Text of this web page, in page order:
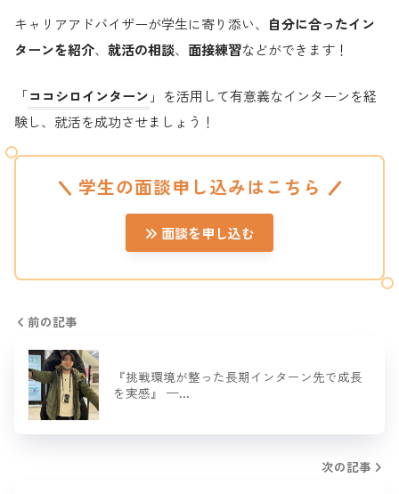
キャリアアドバイザーが学生に寄り添い、 自分に合ったイン
ターンを紹介、 就活の相談、 面接練習などができます！
「ココシロインターン 」を活用して有意義なインターンを経
験し、就活を成功させましょう！
学生の面談申し込みはこちら
面談を申し込む
前の記事
『挑戦環境が整った長期インターン先で成長
を実感』 —…
次の記事